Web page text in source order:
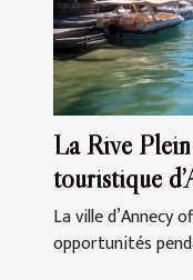
La Rive
touristique
affaires
La ville d’Annecy
opportunités